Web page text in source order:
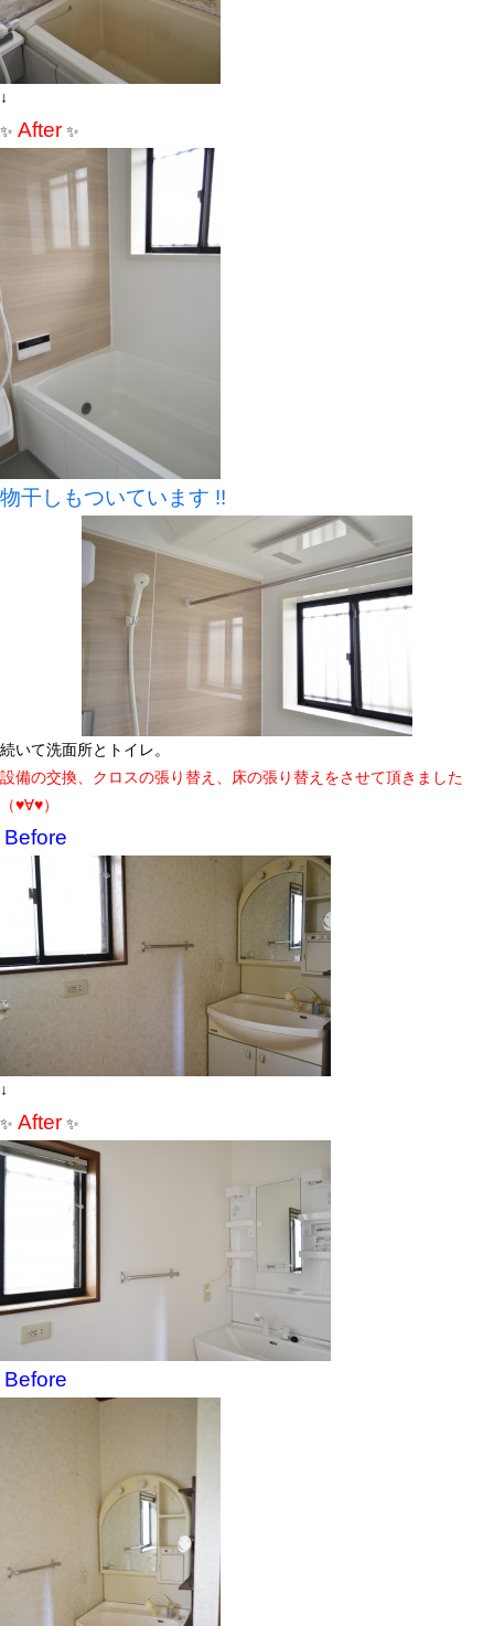
↓
✨ After ✨
物干しもついています !!
続いて洗面所とトイレ。
設備の交換、クロスの張り替え、床の張り替えをさせて頂きました
（♥∀♥）
Before
↓
✨ After ✨
Before